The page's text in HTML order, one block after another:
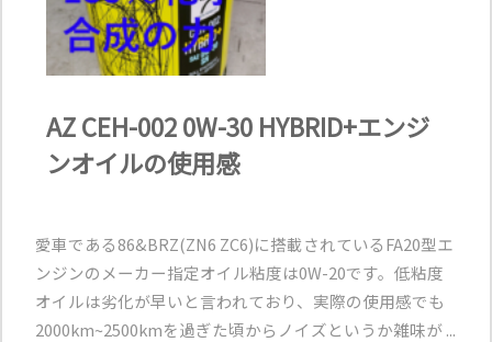
AZ CEH-002 0W-30 HYBRID+エンジ
ンオイルの使用感
愛車である86&BRZ(ZN6 ZC6)に搭載されているFA20型エ
ンジンのメーカー指定オイル粘度は0W-20です。低粘度
オイルは劣化が早いと言われており、実際の使用感でも
2000km~2500kmを過ぎた頃からノイズというか雑味が ...